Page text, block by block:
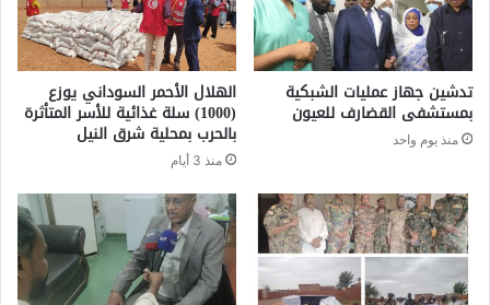
تدشين جهاز عمليات الشبكية
بمستشفى القضارف للعيون
منذ يوم واحد
الهلال الأحمر السوداني يوزع
(1000) سلة غذائية للأسر المتأثرة
بالحرب بمحلية شرق النيل
منذ 3 أيام